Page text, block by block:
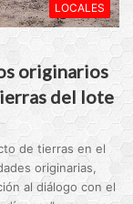
LOCALES
originarios
del lote
de tierras en el
originarias,
al diálogo con el